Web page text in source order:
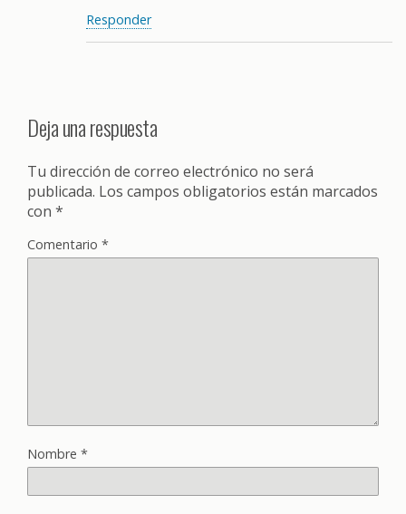
Responder
Deja una respuesta
Tu dirección de correo electrónico no será
publicada. Los campos obligatorios están marcados
con *
Comentario *
Nombre *